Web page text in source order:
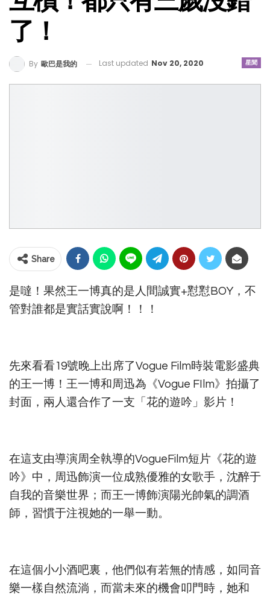
了！
星聞
By 歐巴是我的 Last updated Nov 20, 2020
Share
是噠！果然王一博真的是人間誠實+懟懟BOY，不
管對誰都是實話實說啊！！！
先來看看19號晚上出席了Vogue Film時裝電影盛典
的王一博！王一博和周迅為《Vogue FIlm》拍攝了
封面，兩人還合作了一支「花的遊吟」影片！
在這支由導演周全執導的VogueFilm短片《花的遊
吟》中，周迅飾演一位成熟優雅的女歌手，沈醉于
自我的音樂世界；而王一博飾演陽光帥氣的調酒
師，習慣于注視她的一舉一動。
在這個小小酒吧裏，他們似有若無的情感，如同音
樂一樣自然流淌，而當未來的機會叩門時，她和